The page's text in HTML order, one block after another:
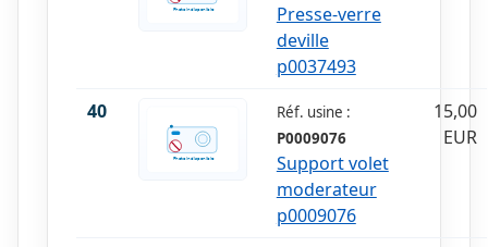
Presse-verre
deville
p0037493
40
Réf. usine :
P0009076
Support volet
moderateur
p0009076
15,00
EUR